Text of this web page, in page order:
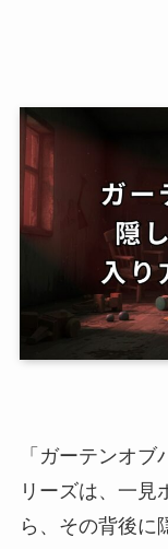
「ガーテンオ
リーズは、一見
ら、その背後に